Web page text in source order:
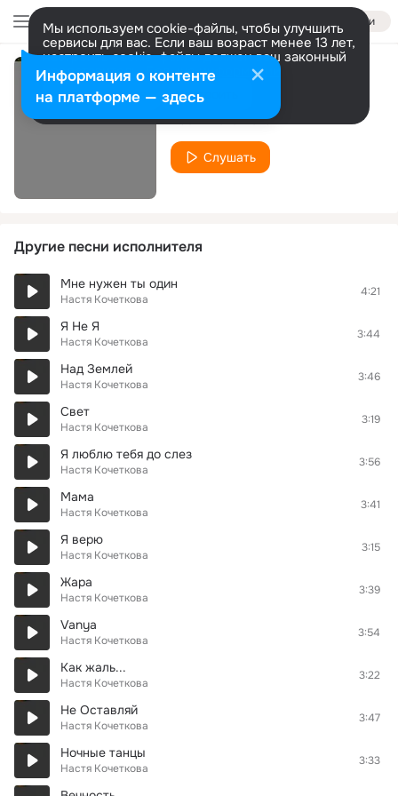
Войти
Мы используем cookie-файлы, чтобы улучшить
сервисы для вас. Если ваш возраст менее 13 лет,
настроить cookie-файлы должен ваш законный
представитель. Больше информации
Разрешить все Настроить
Карма
Настя Кочеткова
Слушать
Другие песни исполнителя
Мне нужен ты один
Настя Кочеткова
4:21
Я Не Я
Настя Кочеткова
3:44
Над Землей
Настя Кочеткова
3:46
Свет
Настя Кочеткова
3:19
Я люблю тебя до слез
Настя Кочеткова
3:56
Мама
Настя Кочеткова
3:41
Я верю
Настя Кочеткова
3:15
Жара
Настя Кочеткова
3:39
Vanya
Настя Кочеткова
3:54
Как жаль...
Настя Кочеткова
3:22
Не Оставляй
Настя Кочеткова
3:47
Ночные танцы
Настя Кочеткова
3:33
Информация о контенте
на платформе — здесь